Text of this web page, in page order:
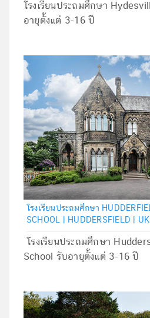
โรงเรียนประถมศึกษา
อายุตั้งแต่ 3-16 ปี
โรงเรียนประถมศึกษา
SCHOOL | HUDDERSFIELD | UK
โรงเรียนประถมศึกษา
School รับอายุตั้งแต่ 3-16 ปี